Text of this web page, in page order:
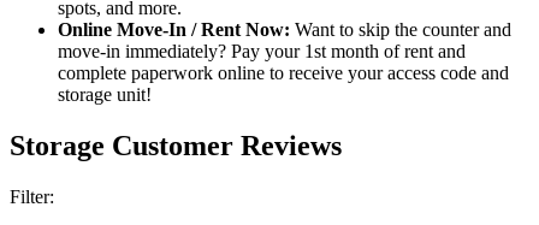
spots, and more.
Online Move-In / Rent Now: Want to skip the counter and
move-in immediately? Pay your 1st month of rent and
complete paperwork online to receive your access code and
storage unit!
Storage Customer Reviews
Filter: